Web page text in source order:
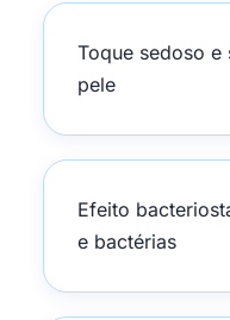
Toque sedoso e
pele
Efeito
e bactérias